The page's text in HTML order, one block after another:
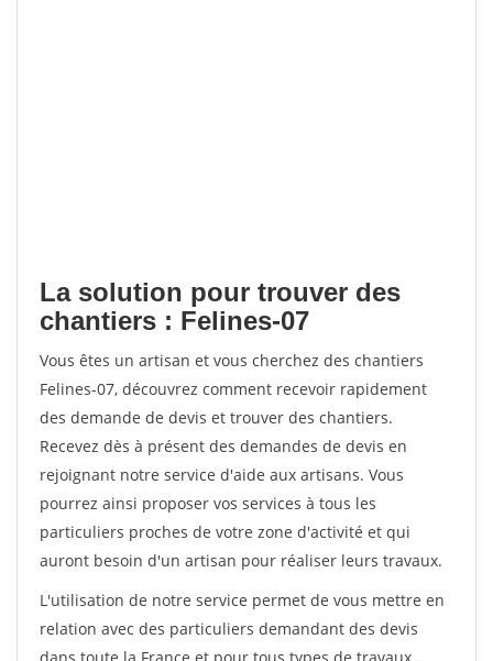
La solution pour trouver des
chantiers : Felines-07
Vous êtes un artisan et vous cherchez des chantiers
Felines-07, découvrez comment recevoir rapidement
des demande de devis et trouver des chantiers.
Recevez dès à présent des demandes de devis en
rejoignant notre service d'aide aux artisans. Vous
pourrez ainsi proposer vos services à tous les
particuliers proches de votre zone d'activité et qui
auront besoin d'un artisan pour réaliser leurs travaux.
L'utilisation de notre service permet de vous mettre en
relation avec des particuliers demandant des devis